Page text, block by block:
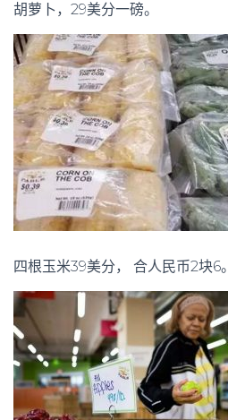
胡萝卜，29美分一磅。
四根玉米39美分， 合人民币2块6。